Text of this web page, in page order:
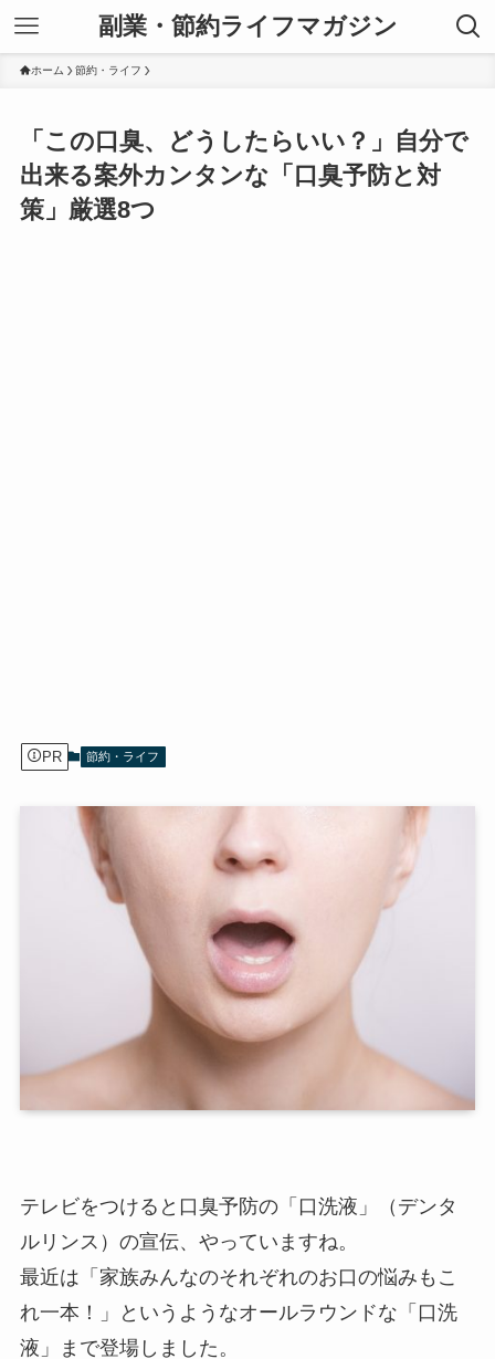
副業・節約ライフマガジン
ホーム 節約・ライフ
「この口臭、どうしたらいい？」自分で
出来る案外カンタンな「口臭予防と対
策」厳選8つ
PR 節約・ライフ
テレビをつけると口臭予防の「口洗液」（デンタ
ルリンス）の宣伝、やっていますね。
最近は「家族みんなのそれぞれのお口の悩みもこ
れ一本！」というようなオールラウンドな「口洗
液」まで登場しました。